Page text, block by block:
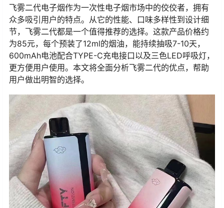
飞雾二代电子烟作为一次性电子烟市场中的佼佼者，拥有
众多吸引用户的特点。从它的性能、口味多样性到设计细
节，飞雾二代都是一个值得推荐的选择。这款产品价格约
为85元，每个预装了12ml的烟油，能持续抽吸7-10天，
600mAh电池配合TYPE-C充电接口以及三色LED呼吸灯，
更方便用户使用。本文将全面分析飞雾二代的优点，帮助
用户做出明智的选择。